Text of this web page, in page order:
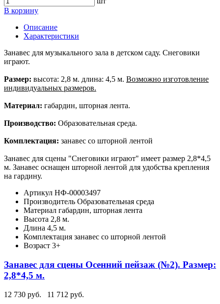
В корзину
Описание
Характеристики
Занавес для музыкального зала в детском саду. Снеговики
играют.
Размер: высота: 2,8 м. длина: 4,5 м. Возможно изготовление
индивидуальных размеров.
Материал: габардин, шторная лента.
Производство: Образовательная среда.
Комплектация: занавес со шторной лентой
Занавес для сцены "Снеговики играют" имеет размер 2,8*4,5
м. Занавес оснащен шторной лентой для удобства крепления
на гардину.
Артикул НФ-00003497
Производитель Образовательная среда
Материал габардин, шторная лента
Высота 2,8 м.
Длина 4,5 м.
Комплектация занавес со шторной лентой
Возраст 3+
Занавес для сцены Осенний пейзаж (№2). Размер:
2,8*4,5 м.
12 730 руб.
11 712 руб.